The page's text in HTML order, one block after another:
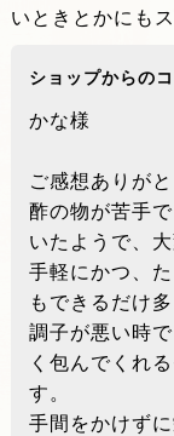
いときとかにも
ショップからの
かな様
ご感想ありが
酢の物が苦手
いたようで、
手軽にかつ、
もできるだけ
調子が悪い時
く包んでくれ
す。
手間をかけず